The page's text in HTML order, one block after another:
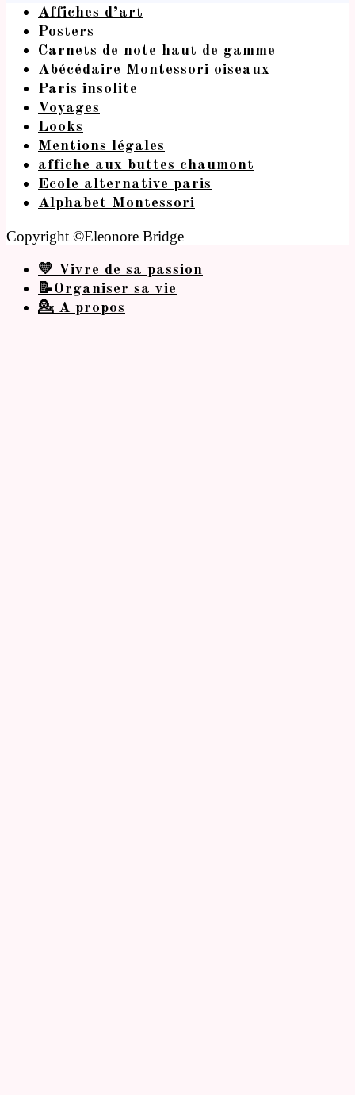
Affiches d’art
Posters
Carnets de note haut de gamme
Abécédaire Montessori oiseaux
Paris insolite
Voyages
Looks
Mentions légales
affiche aux buttes chaumont
Ecole alternative paris
Alphabet Montessori
Copyright ©Eleonore Bridge
💛 Vivre de sa passion
📝Organiser sa vie
💁 A propos